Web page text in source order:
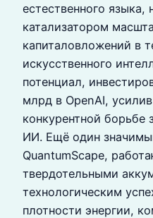
естественного языка,
катализатором
капиталовложений в
искусственного
потенциал,
млрд в OpenAI,
конкурентной борьбе
ИИ. Ещё один
QuantumScape,
твердотельными
технологическим
плотности энергии,